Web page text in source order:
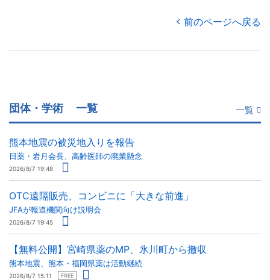
前のページへ戻る
団体・学術 一覧 一覧
熊本地震の被災地入りを報告
日薬・岩月会長、高齢医師の廃業懸念
2026/8/7 19:48
OTC遠隔販売、コンビニに「大きな前進」
JFAが報道機関向け説明会
2026/8/7 19:45
【無料公開】宮崎県薬のMP、氷川町から撤収
熊本地震、熊本・福岡県薬は活動継続
2026/8/7 15:11 FREE